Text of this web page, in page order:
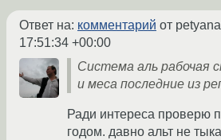
Ответ на: комментарий от
17:51:34 +00:00
Система аль рабочая
и меса последние из
Ради интереса проверю
годом. давно альт не